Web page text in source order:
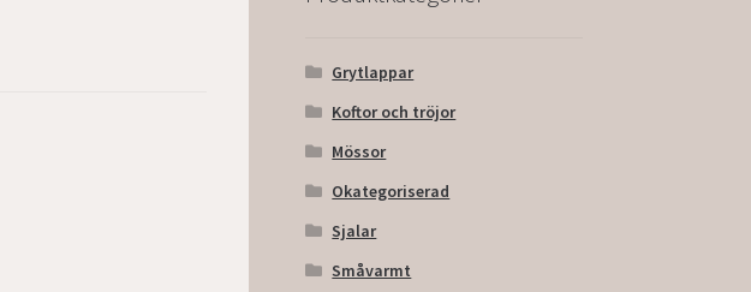
Grytlappar
Koftor och tröjor
Mössor
Okategoriserad
Sjalar
Småvarmt